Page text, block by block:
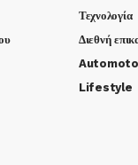
Τεχνολογία
Διεθνή
Automoto
Lifestyle